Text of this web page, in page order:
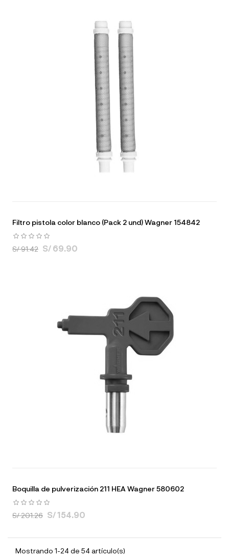
Filtro pistola color blanco (Pack 2 und) Wagner 154842
S/ 91.42 S/ 69.90
Boquilla de pulverización 211 HEA Wagner 580602
S/ 201.26 S/ 154.90
Mostrando 1-24 de 54 artículo(s)